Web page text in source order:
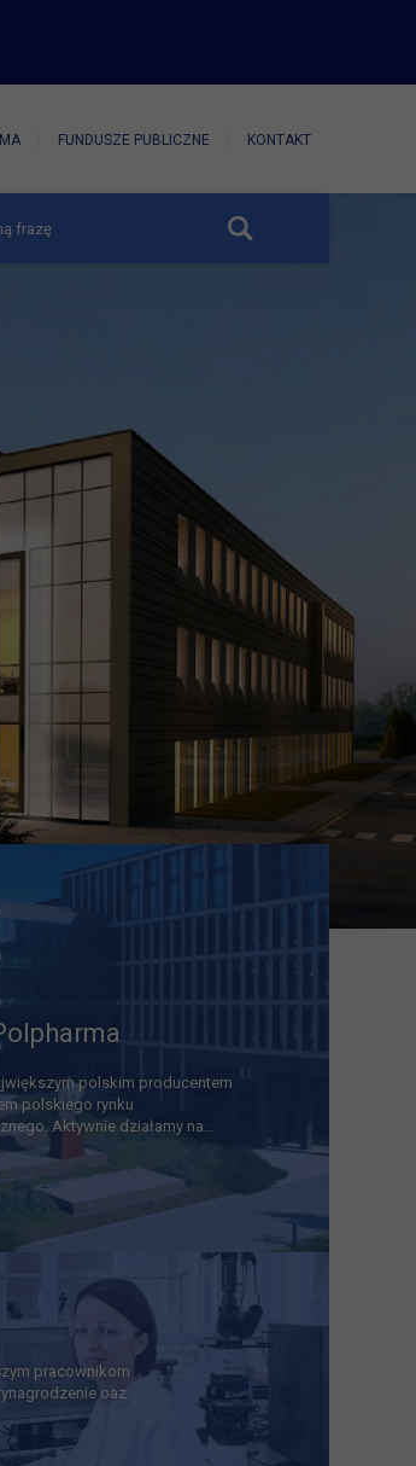
FUNDUSZE PUBLICZNE KONTAKT
polskim producentem
polskiego rynku
Aktywnie działamy na…
pracownikom
oaz